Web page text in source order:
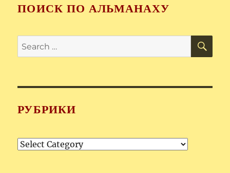
ПОИСК ПО АЛЬМАНАХУ
Search
for:
РУБРИКИ
Рубрики